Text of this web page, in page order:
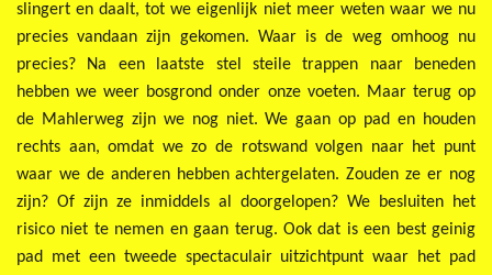
slingert en daalt, tot we eigenlijk niet meer weten waar we nu
precies vandaan zijn gekomen. Waar is de weg omhoog nu
precies? Na een laatste stel steile trappen naar beneden
hebben we weer bosgrond onder onze voeten. Maar terug op
de Mahlerweg zijn we nog niet. We gaan op pad en houden
rechts aan, omdat we zo de rotswand volgen naar het punt
waar we de anderen hebben achtergelaten. Zouden ze er nog
zijn? Of zijn ze inmiddels al doorgelopen? We besluiten het
risico niet te nemen en gaan terug. Ook dat is een best geinig
pad met een tweede spectaculair uitzichtpunt waar het pad